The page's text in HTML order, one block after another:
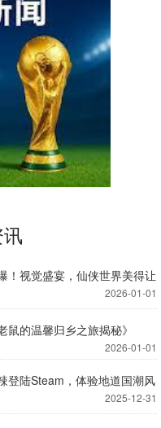
！视觉盛宴，仙侠世界美得让
2026-01-01
鼠的温馨归乡之旅揭秘》
2026-01-01
登陆Steam，体验地道国潮风
2025-12-31